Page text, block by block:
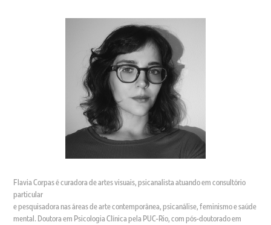
Flavia Corpas é curadora de artes visuais, psicanalista atuando em consultório
particular
e pesquisadora nas áreas de arte contemporânea, psicanálise, feminismo e saúde
mental. Doutora em Psicologia Clínica pela PUC-Rio, com pós-doutorado em